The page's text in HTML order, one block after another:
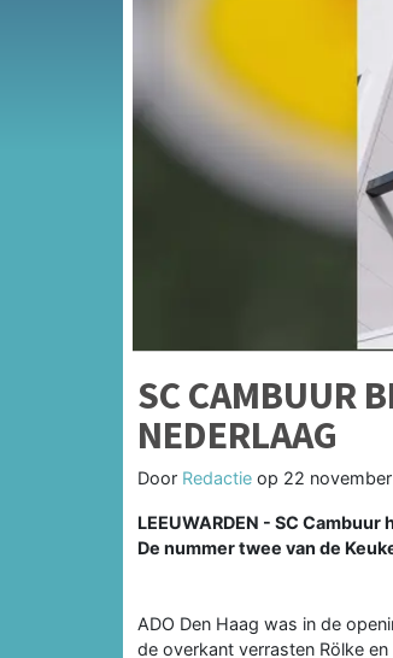
SC CAMBUUR
NEDERLAAG
Door Redactie op 22
LEEUWARDEN - SC
De nummer twee van de
ADO Den Haag was in de
de overkant verrasten Rölke